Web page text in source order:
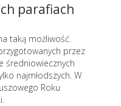
parafiach
taką możliwość.
przez
średniowiecznych
najmłodszych. W
Roku